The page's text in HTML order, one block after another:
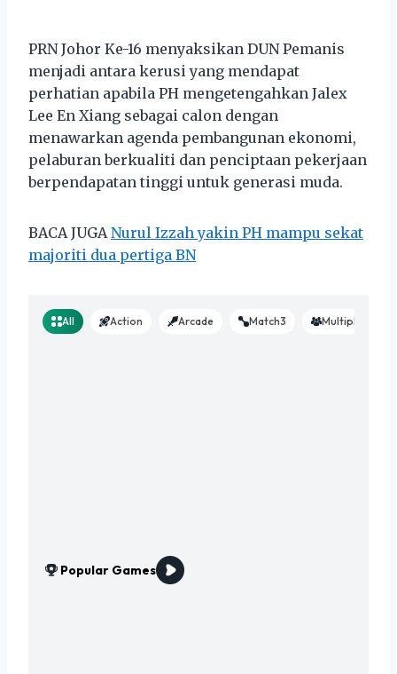
PRN Johor Ke-16 menyaksikan DUN Pemanis
menjadi antara kerusi yang mendapat
perhatian apabila PH mengetengahkan Jalex
Lee En Xiang sebagai calon dengan
menawarkan agenda pembangunan ekonomi,
pelaburan berkualiti dan penciptaan pekerjaan
berpendapatan tinggi untuk generasi muda.
BACA JUGA Nurul Izzah yakin PH mampu sekat
majoriti dua pertiga BN